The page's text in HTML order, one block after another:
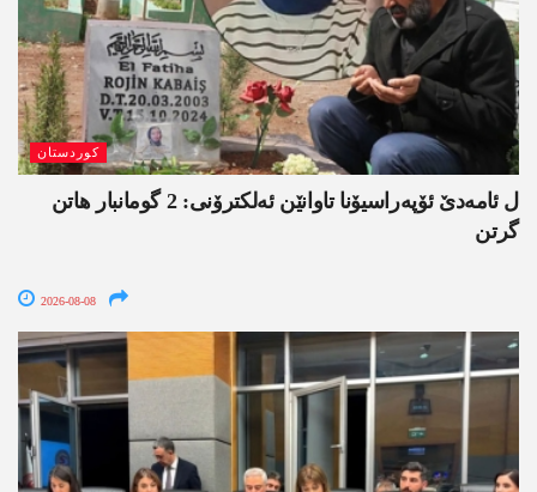
کوردستان
ل ئامەدێ ئۆپەراسیۆنا تاوانێن ئەلکترۆنی: 2 گومانبار ھاتن
گرتن
2026-08-08